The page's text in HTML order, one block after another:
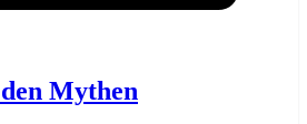
Mythen